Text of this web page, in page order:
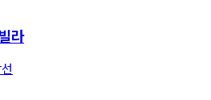
라